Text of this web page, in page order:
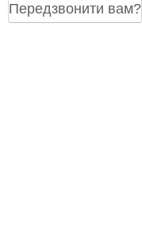
Передзвонити вам?